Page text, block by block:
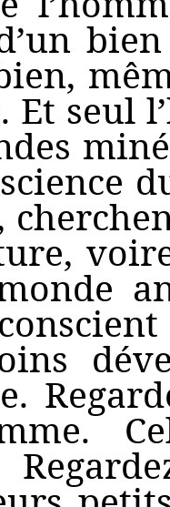
Et seul